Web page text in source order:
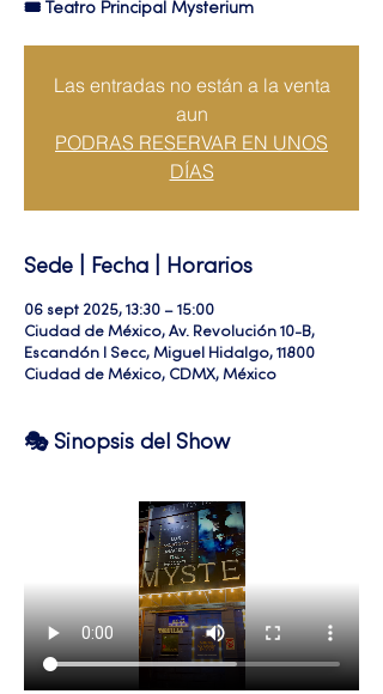
🎟 Teatro Principal Mysterium
Las entradas no están a la venta
aun
PODRAS RESERVAR EN UNOS
DÍAS
Sede | Fecha | Horarios
06 sept 2025, 13:30 – 15:00
Ciudad de México, Av. Revolución 10-B,
Escandón I Secc, Miguel Hidalgo, 11800
Ciudad de México, CDMX, México
🎭 Sinopsis del Show